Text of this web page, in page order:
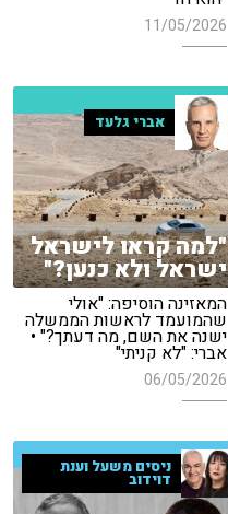
11/05/2026
אברי גלעד
"למה קראו לישראל
ישראל ולא כנען?"
המאזינה הוסיפה: "אולי
שהמועמד לראשות הממשלה
ישנה את השם, מה דעתך?" •
אברי: "לא קניתי"
06/05/2026
ניסים משעל וענת
דוידוב